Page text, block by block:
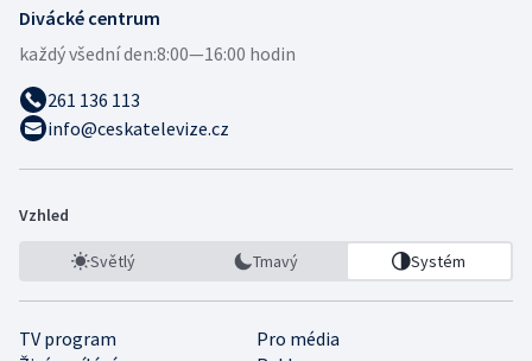
Divácké centrum
každý všední den:8:00—16:00 hodin
261 136 113
info@ceskatelevize.cz
Vzhled
Světlý Tmavý Systém
TV program
Pro média